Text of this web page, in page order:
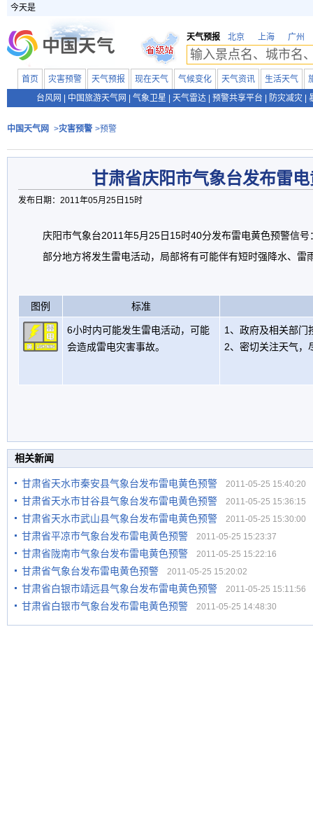
今天是
天气预报 北京 上海 广州
首页 灾害预警 天气预报 现在天气 气候变化 天气资讯 生活天气
台风网
中国旅游天气网 气象卫星 天气雷达 预警共享平台 防灾减灾
中国天气网 >灾害预警 >预警
甘肃省庆阳市气象台发布雷
发布日期：2011年05月25日15时
庆阳市气象台2011年5月25日15时40分发布雷电黄色预警信
部分地方将发生雷电活动，局部将有可能伴有短时强降水、雷
图例 标准
6小时内可能发生雷电活动，可能
会造成雷电灾害事故。
1、政府及相关部门
2、密切关注天气，
相关新闻
甘肃省天水市秦安县气象台发布雷电黄色预警 2011-05-25 15:40:20
甘肃省天水市甘谷县气象台发布雷电黄色预警 2011-05-25 15:36:15
甘肃省天水市武山县气象台发布雷电黄色预警 2011-05-25 15:30:00
甘肃省平凉市气象台发布雷电黄色预警 2011-05-25 15:23:37
甘肃省陇南市气象台发布雷电黄色预警 2011-05-25 15:22:16
甘肃省气象台发布雷电黄色预警 2011-05-25 15:20:02
甘肃省白银市靖远县气象台发布雷电黄色预警 2011-05-25 15:11:56
甘肃省白银市气象台发布雷电黄色预警 2011-05-25 14:48:30